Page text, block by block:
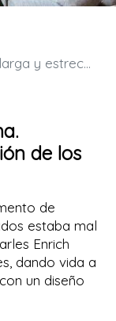
y optimización de los espacios disponibles
de los
de
estaba mal
Enrich
dando vida a
un diseño